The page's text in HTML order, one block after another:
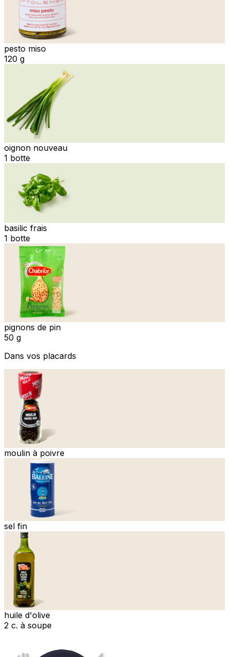
pesto miso
120 g
oignon nouveau
1 botte
basilic frais
1 botte
pignons de pin
50 g
Dans vos placards
moulin à poivre
sel fin
huile d'olive
2 c. à soupe